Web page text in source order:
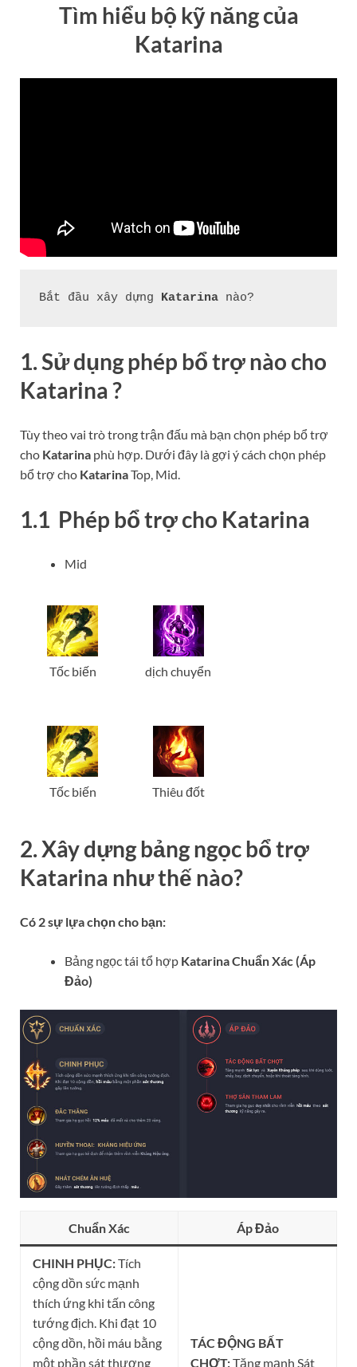
Tìm hiểu bộ kỹ năng của
Katarina
Bắt đầu xây dựng Katarina nào?
1. Sử dụng phép bổ trợ nào cho
Katarina ?
Tùy theo vai trò trong trận đấu mà bạn chọn phép bổ trợ
cho Katarina phù hợp. Dưới đây là gợi ý cách chọn phép
bổ trợ cho KatarinaTop, Mid.
1.1 Phép bổ trợ cho Katarina
Mid
Tốc biến dịch chuyển
Tốc biến Thiêu đốt
2. Xây dựng bảng ngọc bổ trợ
Katarina như thế nào?
Có 2 sự lựa chọn cho bạn:
Bảng ngọc tái tổ hợp KatarinaChuẩn Xác (Áp
Đảo)
Chuẩn Xác Áp Đảo
CHINH PHỤC:Tích
cộng dồn sức mạnh
thích ứng khi tấn công
tướng địch. Khi đạt 10
cộng dồn, hồi máu bằng
một phần sát thương
TÁC ĐỘNG BẤT
CHỢT:Tăng mạnh Sát